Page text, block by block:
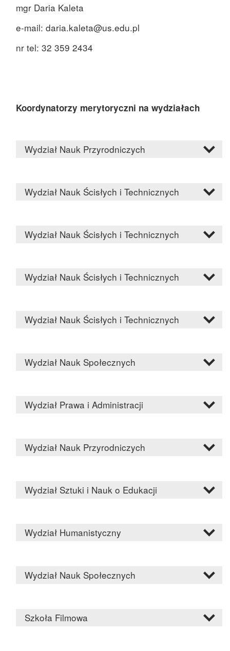
mgr Daria Kaleta
e-mail: daria.kaleta@us.edu.pl
nr tel: 32 359 2434
Koordynatorzy merytoryczni na wydziałach
Wydział Nauk Przyrodniczych
Wydział Nauk Ścisłych i Technicznych
Wydział Nauk Ścisłych i Technicznych
Wydział Nauk Ścisłych i Technicznych
Wydział Nauk Ścisłych i Technicznych
Wydział Nauk Społecznych
Wydział Prawa i Administracji
Wydział Nauk Przyrodniczych
Wydział Sztuki i Nauk o Edukacji
Wydział Humanistyczny
Wydział Nauk Społecznych
Szkoła Filmowa